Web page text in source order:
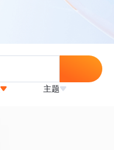
主题